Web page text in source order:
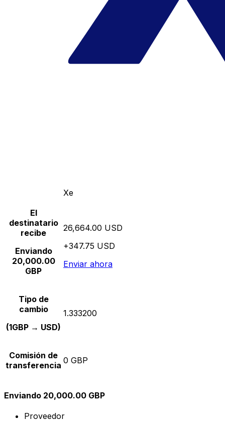
Xe
El
destinatario
recibe
Enviando
20,000.00
GBP
26,664.00 USD
+347.75 USD
Enviar ahora
Tipo de
cambio
(1GBP → USD)
1.333200
Comisión de
transferencia 0 GBP
Enviando 20,000.00 GBP
Proveedor